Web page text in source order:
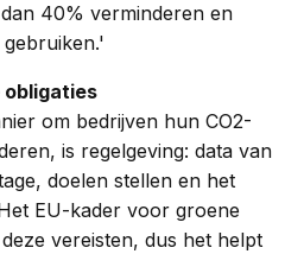
40% verminderen en
obligaties
om bedrijven hun CO2-
is regelgeving: data van
doelen stellen en het
EU-kader voor groene
vereisten, dus het helpt